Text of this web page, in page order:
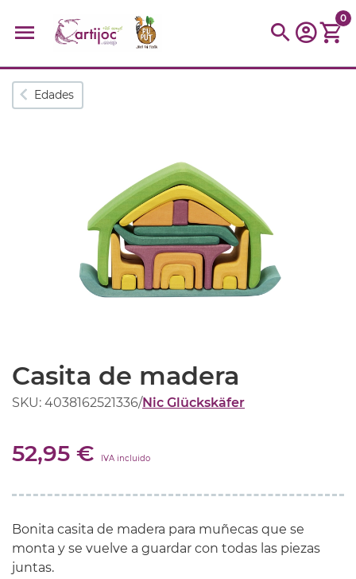
Búsquedas populares
0
Edades
Casita de madera
SKU: 4038162521336/Nic Glückskäfer
52,95 € IVA incluido
Bonita casita de madera para muñecas que se
monta y se vuelve a guardar con todas las piezas
juntas.